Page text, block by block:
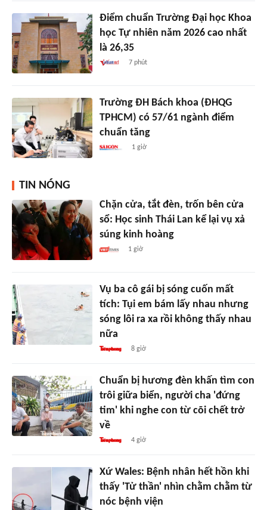
Điểm chuẩn Trường Đại học Khoa
học Tự nhiên năm 2026 cao nhất
là 26,35
7 phút
Trường ĐH Bách khoa (ĐHQG
TPHCM) có 57/61 ngành điểm
chuẩn tăng
1 giờ
TIN NÓNG
Chặn cửa, tắt đèn, trốn bên cửa
sổ: Học sinh Thái Lan kể lại vụ xả
súng kinh hoàng
1 giờ
Vụ ba cô gái bị sóng cuốn mất
tích: Tụi em bám lấy nhau nhưng
sóng lôi ra xa rồi không thấy nhau
nữa
8 giờ
Chuẩn bị hương đèn khấn tìm con
trôi giữa biển, người cha 'đứng
tim' khi nghe con từ cõi chết trở
về
4 giờ
Xứ Wales: Bệnh nhân hết hồn khi
thấy 'Tử thần' nhìn chằm chằm từ
nóc bệnh viện